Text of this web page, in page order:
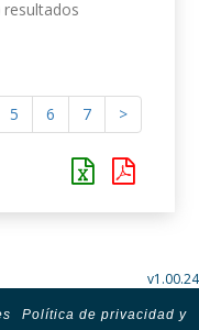
resultados
5 6 7 >
v1.00.24
Política de privacidad y